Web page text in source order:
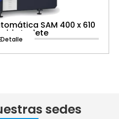
SAM 400 x 610
Inglete
Detalle
sedes